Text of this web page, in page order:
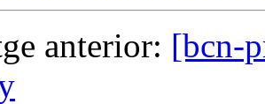
anterior: [bcn-